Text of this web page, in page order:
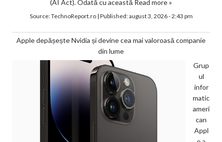
(AI Act). Odată cu această Read more »
Source:TechnoReport.ro| Published:august 3, 2026 - 2:43 pm
Apple depășește Nvidia și devine cea mai valoroasă companie
din lume
Grup
ul
infor
matic
ameri
can
Appl